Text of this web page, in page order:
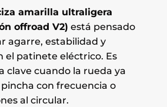
amarilla ultraligera
offroad V2) está pensado
agarre, estabilidad y
el patinete eléctrico. Es
clave cuando la rueda ya
con frecuencia o
al circular.